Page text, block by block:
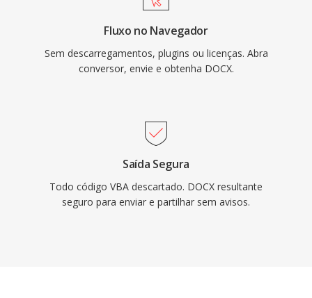
Fluxo no Navegador
Sem descarregamentos, plugins ou licenças. Abra
conversor, envie e obtenha DOCX.
Saída Segura
Todo código VBA descartado. DOCX resultante
seguro para enviar e partilhar sem avisos.